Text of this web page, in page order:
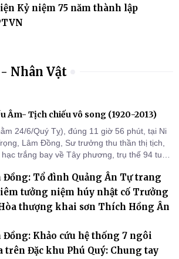
Kỷ niệm 75 năm thành lập
Nhân Vật
Âm- Tịch chiếu vô song (1920-2013)
24/6/Quý Tỵ), đúng 11 giờ 56 phút, tại Ni
Lâm Đồng, Sư trưởng thu thần thị tịch,
trắng bay về Tây phương, trụ thế 94 tuổi
Đồng: Tổ đình Quảng Ân Tự trang
tưởng niệm húy nhật cố Trưởng
thượng khai sơn Thích Hồng Ân
Đồng: Khảo cứu hệ thống 7 ngôi
trên Đặc khu Phú Quý: Chung tay